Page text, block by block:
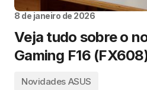
8 de janeiro de 2026
Veja tudo sobre o
Gaming F16
Novidades ASUS